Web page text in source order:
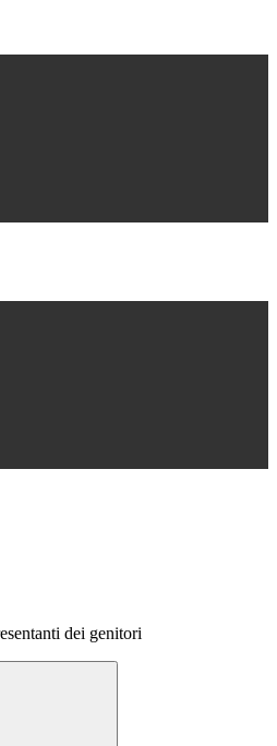
dei genitori